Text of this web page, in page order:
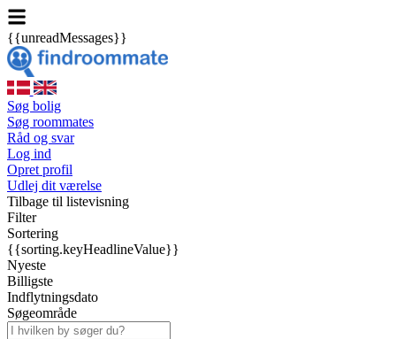
{{unreadMessages}}
Søg bolig
Søg roommates
Råd og svar
Log ind
Opret profil
Udlej dit værelse
Tilbage til listevisning
Filter
Sortering
{{sorting.keyHeadlineValue}}
Nyeste
Billigste
Indflytningsdato
Søgeområde